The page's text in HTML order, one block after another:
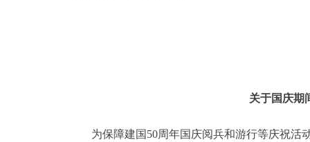
政民互动
关于国庆期
为保障建国50周年国庆阅兵和游行等庆祝活